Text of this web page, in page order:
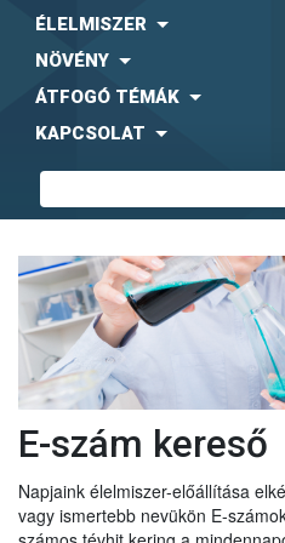
ÉLELMISZER
NÖVÉNY
ÁTFOGÓ TÉMÁK
KAPCSOLAT
E-szám kereső
Napjaink élelmiszer-előállítása
vagy ismertebb nevükön E-